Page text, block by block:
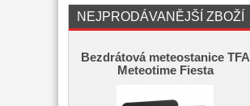
NEJPRODÁVANĚJŠÍ ZBOŽÍ
Bezdrátová meteostanice TFA
Meteotime Fiesta